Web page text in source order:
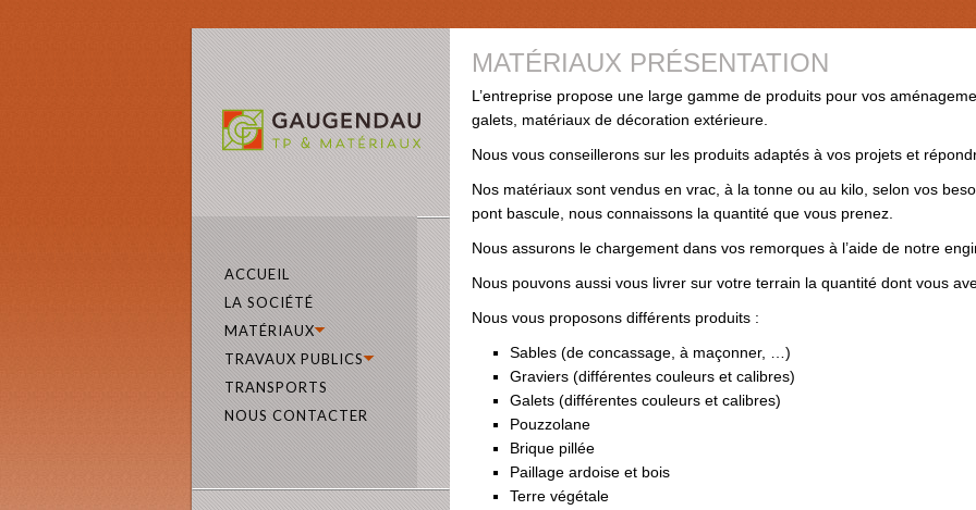
ACCUEIL
LA SOCIÉTÉ
MATÉRIAUX
TRAVAUX PUBLICS
TRANSPORTS
NOUS CONTACTER
MATÉRIAUX PRÉSENTATION
L’entreprise propose une large gamme de produits pour vos
galets, matériaux de décoration extérieure.
Nous vous conseillerons sur les produits adaptés à vos projets et
Nos matériaux sont vendus en vrac, à la tonne ou au kilo, selon vos
pont bascule, nous connaissons la quantité que vous prenez.
Nous assurons le chargement dans vos remorques à l’aide de notre
Nous pouvons aussi vous livrer sur votre terrain la quantité dont vous
Nous vous proposons différents produits :
Sables (de concassage, à maçonner, …)
Graviers (différentes couleurs et calibres)
Galets (différentes couleurs et calibres)
Pouzzolane
Brique pillée
Paillage ardoise et bois
Terre végétale